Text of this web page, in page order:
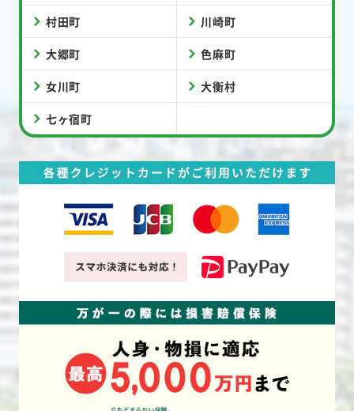
村田町 川崎町
大郷町 色麻町
女川町 大衡村
七ヶ宿町